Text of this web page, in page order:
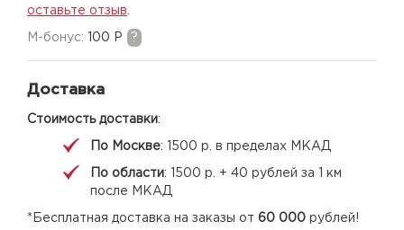
оставьте отзыв
M-бонус: 100 Р ?
Доставка
Стоимость доставки:
По Москве: 1500 р. в пределах МКАД
По области: 1500 р. + 40 рублей за 1 км
после МКАД
*Бесплатная доставка на заказы от 60 000 рублей!